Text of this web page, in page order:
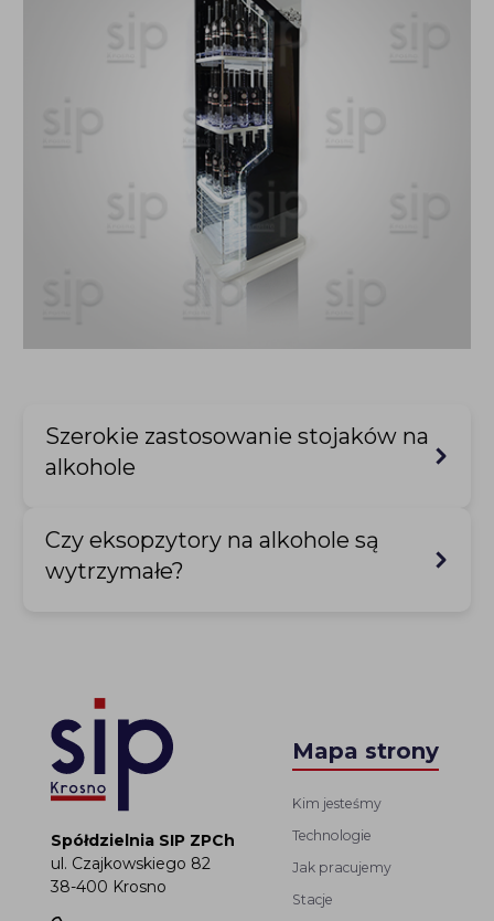
Szerokie zastosowanie stojaków na
alkohole
Czy eksopzytory na alkohole są
wytrzymałe?
Spółdzielnia SIP ZPCh
ul. Czajkowskiego 82
38-400 Krosno
Mapa strony
Kim jesteśmy
Technologie
Jak pracujemy
Stacje